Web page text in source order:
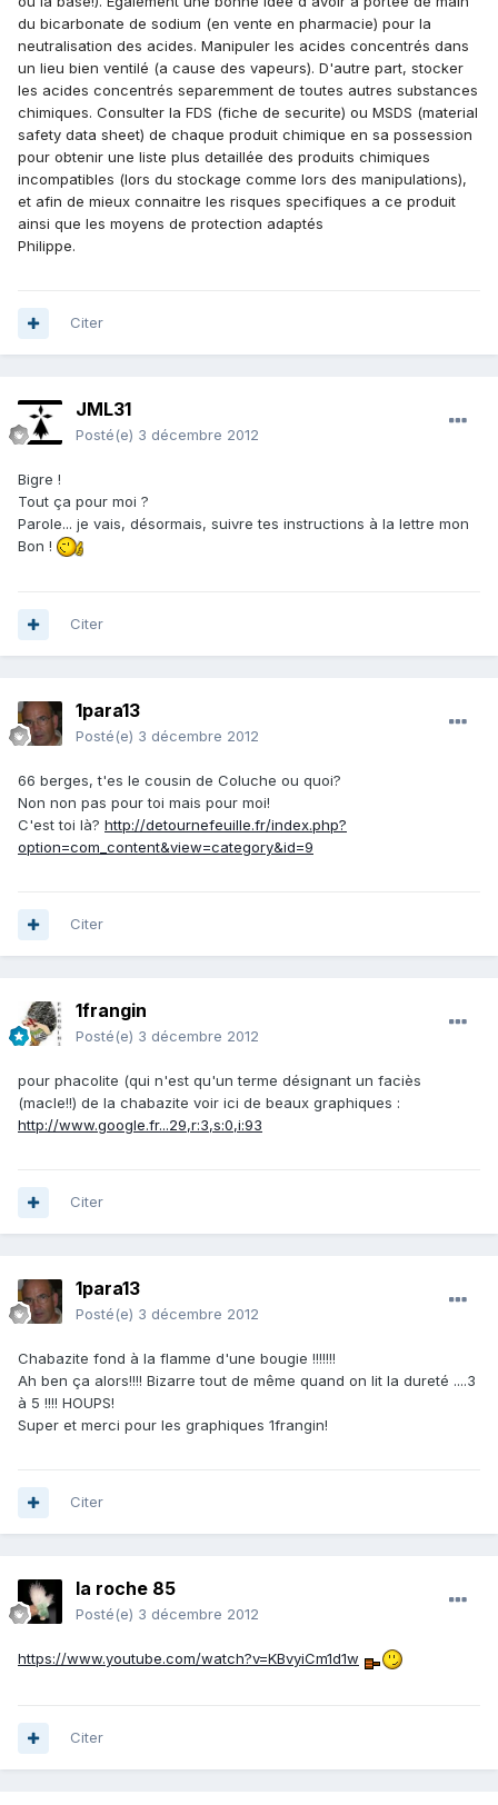
du bicarbonate de sodium (en vente en pharmacie) pour la
neutralisation des acides. Manipuler les acides concentrés dans
un lieu bien ventilé (a cause des vapeurs). D'autre part, stocker
les acides concentrés separemment de toutes autres substances
chimiques. Consulter la FDS (fiche de securite) ou MSDS (material
safety data sheet) de chaque produit chimique en sa possession
pour obtenir une liste plus detaillée des produits chimiques
incompatibles (lors du stockage comme lors des manipulations),
et afin de mieux connaitre les risques specifiques a ce produit
ainsi que les moyens de protection adaptés
Philippe.
Citer
JML31
Posté(e) 3 décembre 2012
Bigre !
Tout ça pour moi ?
Parole... je vais, désormais, suivre tes instructions à la lettre mon
Bon !
Citer
1para13
Posté(e) 3 décembre 2012
66 berges, t'es le cousin de Coluche ou quoi?
Non non pas pour toi mais pour moi!
C'est toi là? http://detournefeuille.fr/index.php?
option=com_content&view=category&id=9
Citer
1frangin
Posté(e) 3 décembre 2012
pour phacolite (qui n'est qu'un terme désignant un faciès
(macle!!) de la chabazite voir ici de beaux graphiques :
http://www.google.fr...29,r:3,s:0,i:93
Citer
1para13
Posté(e) 3 décembre 2012
Chabazite fond à la flamme d'une bougie !!!!!!!
Ah ben ça alors!!!! Bizarre tout de même quand on lit la dureté ....3
à 5 !!!! HOUPS!
Super et merci pour les graphiques 1frangin!
Citer
la roche 85
Posté(e) 3 décembre 2012
https://www.youtube.com/watch?v=KBvyiCm1d1w
Citer